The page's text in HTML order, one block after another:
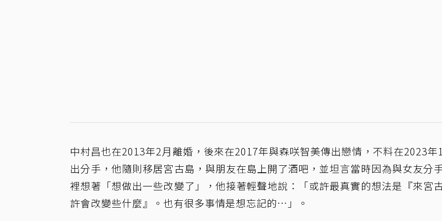
中村昌也在2013年2月離婚，後來在2017年與森咲智美傳出戀情，不料在2023年
出分手，他隨則移居宮古島，與朋友在島上開了酒吧，並坦言當時因為與女友分
裡想著「想做出一些改變了」，他接著輕聲地說：「或許最真實的想法是『來宮
許會改變些什麼』。也有很多事情是想忘記的…」。